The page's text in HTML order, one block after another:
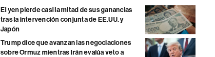
El yen pierde casi la mitad de sus ganancias
tras la intervención conjunta de EE.UU. y
Japón
Trump dice que avanzan las negociaciones
sobre Ormuz mientras Irán evalúa veto a